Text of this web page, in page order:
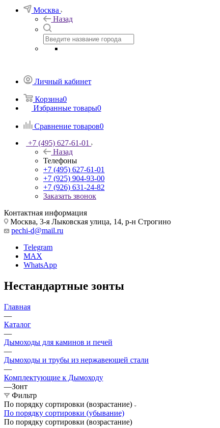
Москва
Назад
Личный кабинет
Корзина0
Избранные товары0
Сравнение товаров0
+7 (495) 627-61-01
Назад
Телефоны
+7 (495) 627-61-01
+7 (925) 904-93-00
+7 (926) 631-24-82
Заказать звонок
Контактная информация
Москва, 3-я Лыковская улица, 14, р-н Строгино
pechi-d@mail.ru
Telegram
MAX
WhatsApp
Нестандартные зонты
Главная
—
Каталог
—
Дымоходы для каминов и печей
—
Дымоходы и трубы из нержавеющей стали
—
Комплектующие к Дымоходу
—Зонт
Фильтр
По порядку сортировки (возрастание)
По порядку сортировки (убывание)
По порядку сортировки (возрастание)